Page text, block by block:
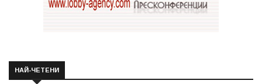
НАЙ-ЧЕТЕНИ